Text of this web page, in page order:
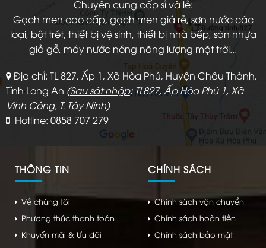
Chuyên cung cấp sỉ và lẻ:
Gạch men cao cấp, gạch men giá rẻ, sơn nước các
loại, bột trét, thiết bị vệ sinh, thiết bị nhà bếp, sàn nhựa
giả gỗ, máy nước nóng năng lượng mặt trời...
Địa chỉ: TL 827, Ấp 1, Xã Hòa Phú, Huyện Châu Thành,
Tỉnh Long An (Sau sát nhập: TL827, Ấp Hòa Phú 1, Xã
Vĩnh Công, T. Tây Ninh)
Hotline: 0858 707 279
THÔNG TIN
Về chúng tôi
Phương thức thanh toán
Khuyến mãi & Ưu đãi
CHÍNH SÁCH
Chính sách vận chuyển
Chính sách hoàn tiền
Chính sách bảo mật